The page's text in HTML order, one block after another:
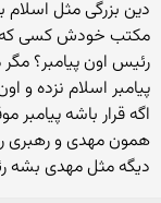
دین بزرگی مثل
مکتب خودش کسی که
رئیس اون پیامبر؟
پیامبر اسلام نزده و
اگه قرار باشه
همون مهدی و رهبری
دیگه مثل مهدی بشه